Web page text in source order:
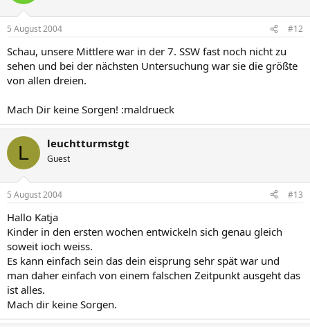
5 August 2004 #12
Schau, unsere Mittlere war in der 7. SSW fast noch nicht zu
sehen und bei der nächsten Untersuchung war sie die größte
von allen dreien.
Mach Dir keine Sorgen! :maldrueck
L leuchtturmstgt
Guest
5 August 2004 #13
Hallo Katja
Kinder in den ersten wochen entwickeln sich genau gleich
soweit ioch weiss.
Es kann einfach sein das dein eisprung sehr spät war und
man daher einfach von einem falschen Zeitpunkt ausgeht das
ist alles.
Mach dir keine Sorgen.